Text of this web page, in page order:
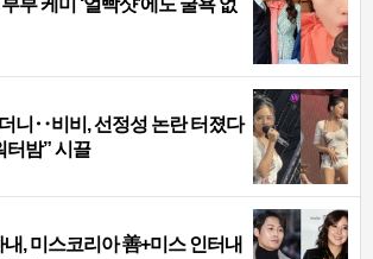
부 케미 ‘얼빡샷’에도 굴욕 없
니‥비비, 선정성 논란 터졌다
터밤” 시끌
내, 미스코리아 善+미스 인터내